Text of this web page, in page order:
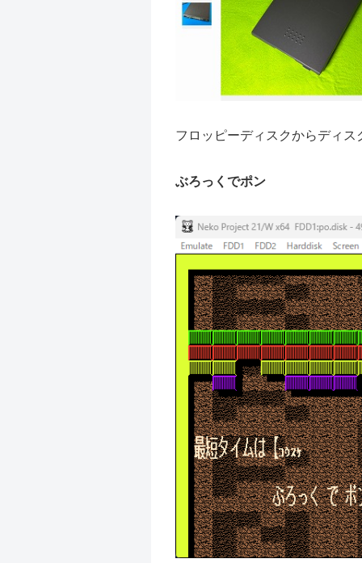
フロッピーディスクからディス
ぶろっくでポン